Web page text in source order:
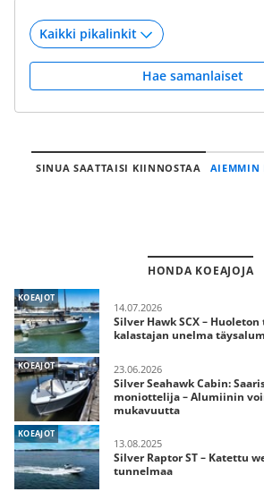
Hae samanlaiset
SINUA SAATTAISI KIINNOSTAA AIEMMIN
HONDA KOEAJOJA
KOEAJOT
14.07.2026
Silver Hawk SCX –
kalastajan unelma
KOEAJOT 23.06.2026
Silver Seahawk Cabin:
moniottelija – Alumiinin
mukavuutta
KOEAJOT
13.08.2025
Silver Raptor ST – Katettu
tunnelmaa